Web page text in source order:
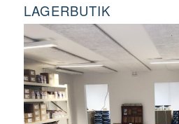
LAGERBUTIK